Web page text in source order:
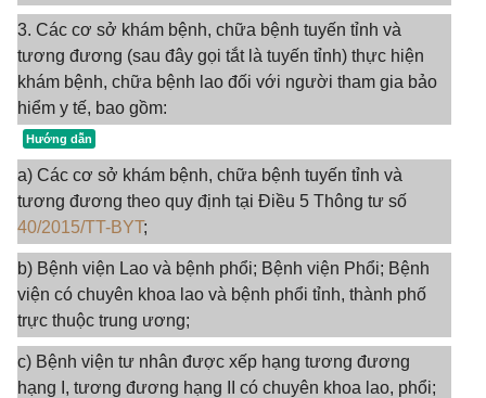
3. Các cơ sở khám bệnh, chữa bệnh tuyến tỉnh và
tương đương (sau đây gọi tắt là tuyến tỉnh) thực hiện
khám bệnh, chữa bệnh lao đối với người tham gia bảo
hiểm y tế, bao gồm:
a) Các cơ sở khám bệnh, chữa bệnh tuyến tỉnh và
tương đương theo quy định tại Điều 5 Thông tư số
40/2015/TT-BYT;
b) Bệnh viện Lao và bệnh phổi; Bệnh viện Phổi; Bệnh
viện có chuyên khoa lao và bệnh phổi tỉnh, thành phố
trực thuộc trung ương;
c) Bệnh viện tư nhân được xếp hạng tương đương
hạng I, tương đương hạng II có chuyên khoa lao, phổi;